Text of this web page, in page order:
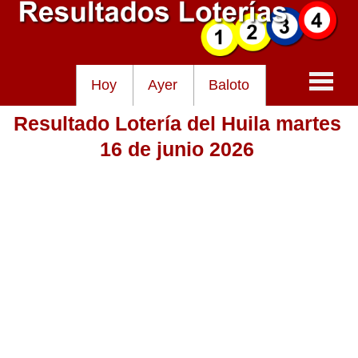
Hoy Ayer Baloto
Baloto
Resultado Lotería del Huila martes
16 de junio 2026